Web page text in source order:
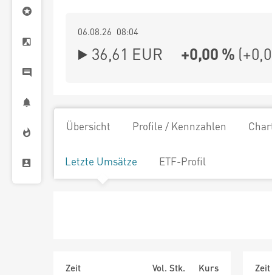
06.08.26 08:04
36,61 EUR +0,00 % (
Übersicht Profile / Kennzahlen
Letzte Umsätze ETF-Profil
Zeit Vol. Stk.
Kurs
Zeit